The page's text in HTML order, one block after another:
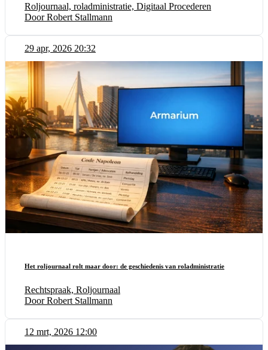
Roljournaal, roladministratie, Digitaal Procederen
Door Robert Stallmann
29 apr, 2026 20:32
Het roljournaal rolt maar door: de geschiedenis van roladministratie
Rechtspraak, Roljournaal
Door Robert Stallmann
12 mrt, 2026 12:00